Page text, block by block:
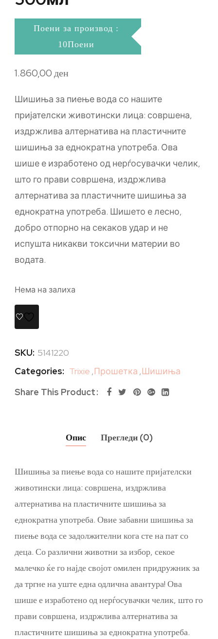
Поени за производ :
10Поени
1.860,00ден
Шишиња за пиење вода со нашите
пријателски животински лица: совршена,
издржлива алтернатива на пластичните
шишиња за еднократна употреба. Ова
шише е изработено од нерѓосувачки челик,
што го прави совршена, издржлива
алтернатива за пластичните шишиња за
еднократна употреба. Шишето е лесно,
добро отпорно на секаков удар и не
испушта никакви токсични материи во
водата.
Нема на залиха
SKU: 5141220
Categories: Trixie ,Прошетка ,Шишиња
Share This Product
Опис Прегледи (0)
Шишиња за пиење вода со нашите пријателски
животински лица: совршена, издржлива
алтернатива на пластичните шишиња за
еднократна употреба. Овие забавни шишиња за
пиење вода се задолжителни кога сте на пат со
деца. Со различни животни за избор, секое
малечко ќе го најде својот омилен придружник за
да тргне на уште една одлична авантура! Ова
шише е изработено од нерѓосувачки челик, што го
прави совршена, издржлива алтернатива за
пластичните шишиња за еднократна употреба.